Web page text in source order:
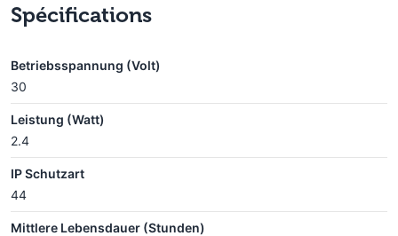
Spécifications
Betriebsspannung (Volt)
30
Leistung (Watt)
2.4
IP Schutzart
44
Mittlere Lebensdauer (Stunden)